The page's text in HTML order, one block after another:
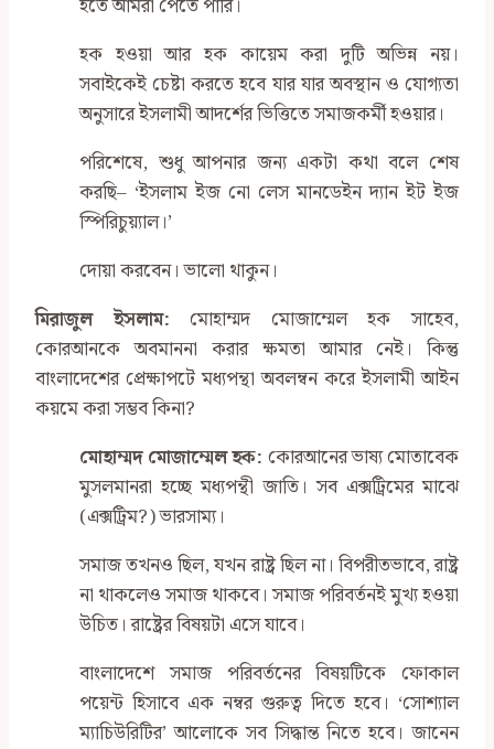
হতে আমরা পেতে পারি।
হক হওয়া আর হক কায়েম করা দুটি অভিন্ন নয়।
সবাইকেই চেষ্টা করতে হবে যার যার অবস্থান ও যোগ্যতা
অনুসারে ইসলামী আদর্শের ভিত্তিতে সমাজকর্মী হওয়ার।
পরিশেষে, শুধু আপনার জন্য একটা কথা বলে শেষ
করছি– ‘ইসলাম ইজ নো লেস মানডেইন দ্যান ইট ইজ
স্পিরিচুয়্যাল।’
দোয়া করবেন। ভালো থাকুন।
মিরাজুল ইসলাম: মোহাম্মদ মোজাম্মেল হক সাহেব,
কোরআনকে অবমাননা করার ক্ষমতা আমার নেই। কিন্তু
বাংলাদেশের প্রেক্ষাপটে মধ্যপন্থা অবলম্বন করে ইসলামী আইন
কয়মে করা সম্ভব কিনা?
মোহাম্মদ মোজাম্মেল হক: কোরআনের ভাষ্য মোতাবেক
মুসলমানরা হচ্ছে মধ্যপন্থী জাতি। সব এক্সট্রিমের মাঝে
(এক্সট্রিম?) ভারসাম্য।
সমাজ তখনও ছিল, যখন রাষ্ট্র ছিল না। বিপরীতভাবে, রাষ্ট্র
না থাকলেও সমাজ থাকবে। সমাজ পরিবর্তনই মুখ্য হওয়া
উচিত। রাষ্ট্রের বিষয়টা এসে যাবে।
বাংলাদেশে সমাজ পরিবর্তনের বিষয়টিকে ফোকাল
পয়েন্ট হিসাবে এক নম্বর গুরুত্ব দিতে হবে। ‘সোশ্যাল
ম্যাচিউরিটির’ আলোকে সব সিদ্ধান্ত নিতে হবে। জানেন